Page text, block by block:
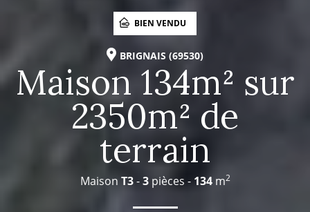
BIEN VENDU
BRIGNAIS (69530)
Maison 134m² sur
2350m² de
terrain
Maison T3-3pièces - 134m2